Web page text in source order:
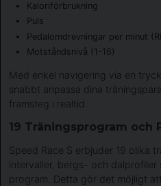
Kaloriförbrukning
Puls
Pedalomdrevningar per minut
Motståndsnivå (1-16)
Med enkel navigering via en
snabbt anpassa dina
framsteg i realtid.
19 Träningsprogram och
Speed Race S erbjuder 19 olika
intervaller, bergs- och dalprofiler
program. Detta gör det möjligt